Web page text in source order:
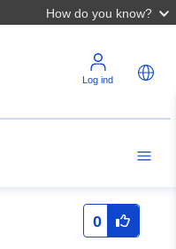
How do you know?
Log ind
0